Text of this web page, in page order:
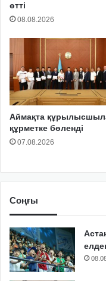
өтті
08.08.2026
Аймақта
құрметке бөленді
07.08.2026
Соңғы